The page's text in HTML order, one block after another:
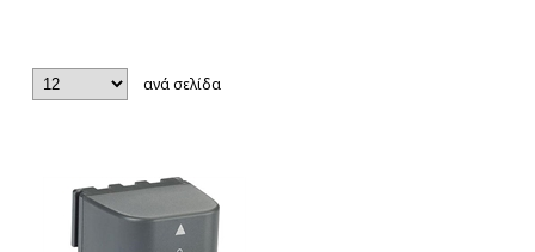
ανά σελίδα